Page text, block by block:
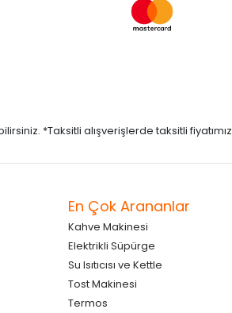
*Taksitli alışverişlerde taksitli fiyatımız
En Çok Arananlar
Kahve Makinesi
Elektrikli Süpürge
Su Isıtıcısı ve Kettle
Tost Makinesi
Termos